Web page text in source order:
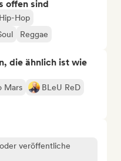
offen sind
Hop
Reggae
die ähnlich ist wie
Mars
BLeU ReD
veröffentliche